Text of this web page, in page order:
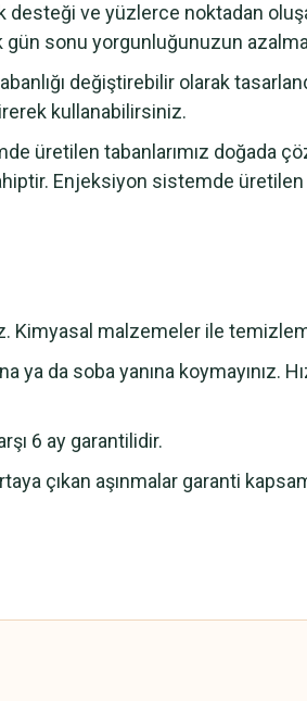
ve yüzlerce noktadan
gün sonu yorgunluğunuzun
değiştirebilir olarak
kullanabilirsiniz.
üretilen tabanlarımız doğada
Enjeksiyon sistemde üretilen
Kimyasal malzemeler ile
da soba yanına koymayınız.
6 ay garantilidir.
çıkan aşınmalar garanti